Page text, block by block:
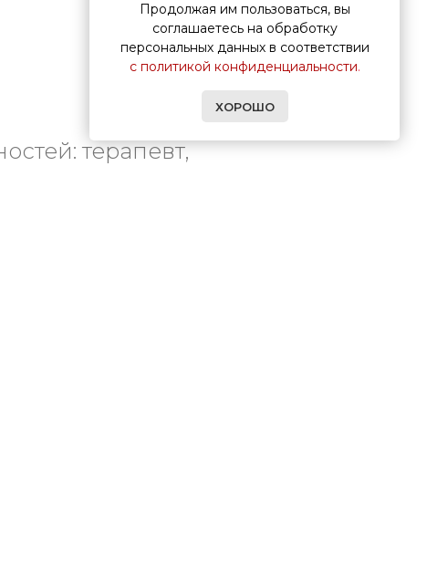
терапевт,
Продолжая им пользоваться, вы
соглашаетесь на обработку
персональных данных в соответствии
с политикой конфиденциальности.
ХОРОШО